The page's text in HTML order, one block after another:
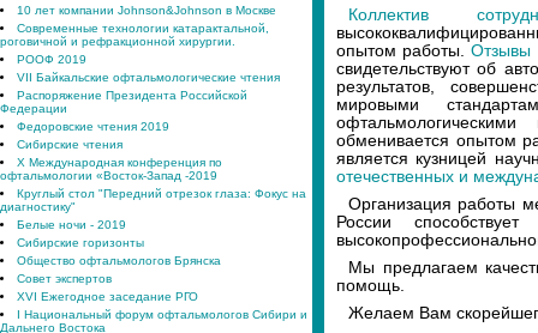
10 лет компании Johnson&Johnson в Москве
Современные технологии катарактальной,
роговичной и рефракционной хирургии.
РООФ 2019
VII Байкальские офтальмологические чтения
Распоряжение Президента Российской
Федерации
Федоровские чтения 2019
Сибирские чтения
X Международная конференция по
офтальмологии «Восток-Запад -2019
Круглый стол "Передний отрезок глаза: Фокус на
диагностику"
Белые ночи - 2019
Сибирские горизонты
Общество офтальмологов Брянска
Совет экспертов
XVI Ежегодное заседание РГО
I Национальный форум офтальмологов Сибири и
Дальнего Востока
Коллектив
опытом работы.Отзывы
свидетельствуют об
результатов,
мировыми
обменивается опытом
является кузницей
отечественных и
Организация работы
России
Мы предлагаем
помощь.
Желаем Вам